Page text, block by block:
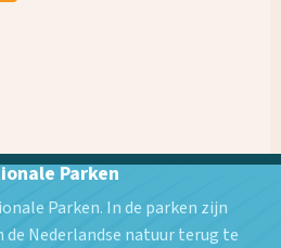
Parken
Parken. In de parken zijn
Nederlandse natuur terug te